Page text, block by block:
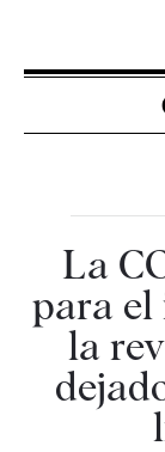
La
para el
la